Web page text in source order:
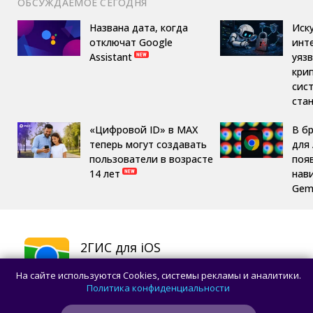
Названа дата, когда
отключат Google
Assistant
«Цифровой ID» в MAX
теперь могут создавать
пользователи в возрасте
14 лет
В
для
2ГИС для iOS
СКАЧАТЬ
На сайте используются Cookies, системы рекламы и аналитики.
Политика конфиденциальности